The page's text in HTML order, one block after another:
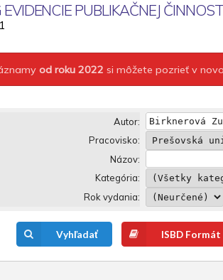
PUBLIKAČNEJ
od roku 2022 si môžete pozrieť v
Autor:
Pracovisko:
Názov:
Kategória:
Rok vydania:
Vyhľadať ISBD Formát